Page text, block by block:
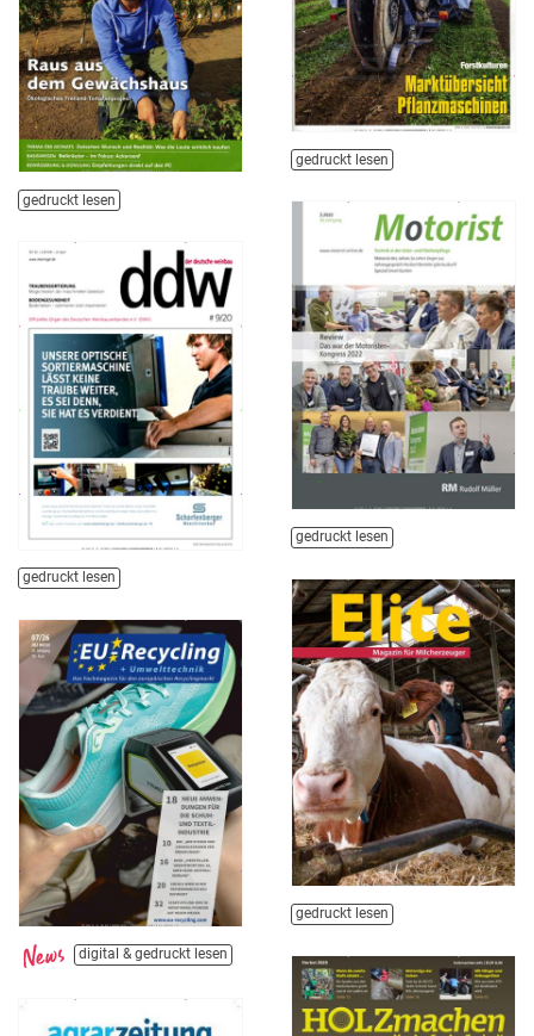
gedruckt lesen
gedruckt lesen
gedruckt lesen
gedruckt lesen
gedruckt lesen
digital & gedruckt lesen